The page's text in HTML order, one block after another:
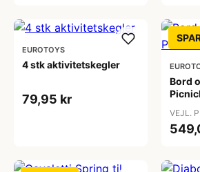
EUROTOYS
4 stk aktivitetskegler
79,95 kr
Bord
VEJL.